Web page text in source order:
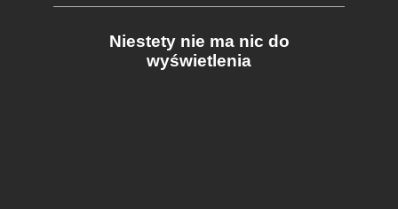
Niestety nie ma nic do
wyświetlenia